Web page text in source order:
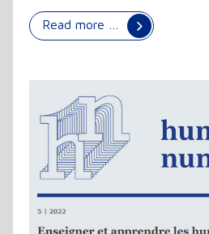
Read more …